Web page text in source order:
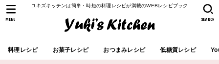
ユキズキッチンは簡単・時短の料理レシピが満載のWEBレシピブック
料理レシピ お菓子レシピ おつまみレシピ 低糖質レシピ
SEARCH
MENU